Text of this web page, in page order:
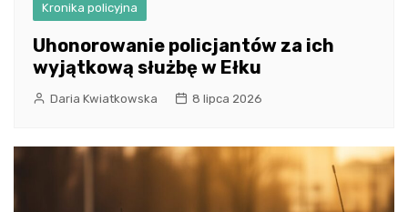
Kronika policyjna
Uhonorowanie policjantów za ich
wyjątkową służbę w Ełku
Daria Kwiatkowska 8 lipca 2026